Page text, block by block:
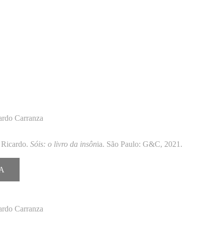
Carranza
Sóis: o livro da insônia. São Paulo: G&C, 2021.
Carranza